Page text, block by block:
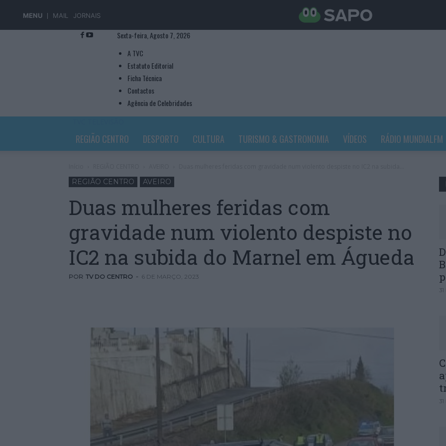
MENU MAIL JORNAIS
Sexta-feira, Agosto 7, 2026
A TVC
Estatuto Editorial
Ficha Técnica
Contactos
Agência de Celebridades
REGIÃO CENTRO DESPORTO CULTURA TURISMO & GASTRONOMIA VÍDEOS RÁDIO MUNDIALFM
REGIÃO CENTRO AVEIRO
Duas mulheres feridas com
gravidade num violento despiste no
IC2 na subida do Marnel em Águeda
POR TV DO CENTRO - 6 DE MARÇO, 2023